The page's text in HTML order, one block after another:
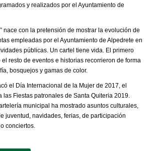
y realizados por el Ayuntamiento de
nace con la pretensión de mostrar la evolución de
empleadas por el Ayuntamiento de Alpedrete en
públicas. Un cartel tiene vida. El primero
resto de eventos e historias recorrieron de forma
bosquejos y gamas de color.
el Día Internacional de la Mujer de 2017, el
las Fiestas patronales de Santa Quiteria 2019.
municipal ha mostrado asuntos culturales,
juventud, navidades, ferias, de participación
conciertos.